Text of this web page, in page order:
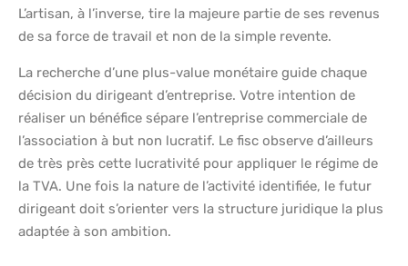
L’artisan, à l’inverse, tire la majeure partie de ses revenus
de sa force de travail et non de la simple revente.
La recherche d’une plus-value monétaire guide chaque
décision du dirigeant d’entreprise. Votre intention de
réaliser un bénéfice sépare l’entreprise commerciale de
l’association à but non lucratif. Le fisc observe d’ailleurs
de très près cette lucrativité pour appliquer le régime de
la TVA. Une fois la nature de l’activité identifiée, le futur
dirigeant doit s’orienter vers la structure juridique la plus
adaptée à son ambition.